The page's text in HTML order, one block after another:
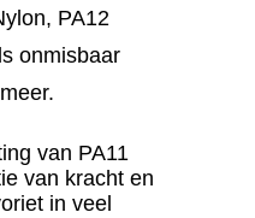
PA12
onmisbaar
van PA11
van kracht en
in veel